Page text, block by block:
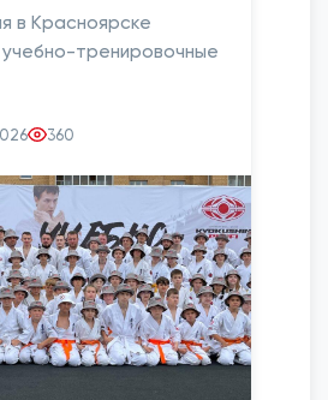
в Красноярске
тренировочные
360